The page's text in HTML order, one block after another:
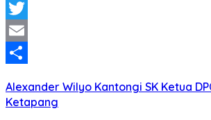
WhatsApp
Twitter
Email
Alexander Wilyo Kantongi SK Ketua
Ketapang